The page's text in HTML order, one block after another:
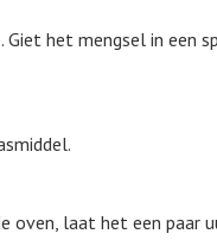
het mengsel in een
oven, laat het een paar